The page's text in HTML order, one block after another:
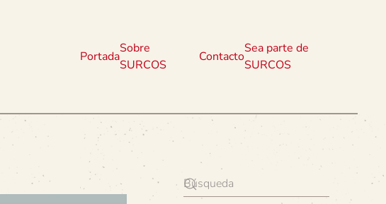
Portada
Sobre
SURCOS
Contacto
Sea parte de
SURCOS